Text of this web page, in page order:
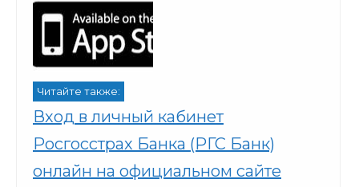
Читайте также:
Вход в личный кабинет
Росгосстрах Банка (РГС Банк)
онлайн на официальном сайте